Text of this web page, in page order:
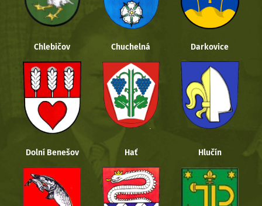
Chlebičov Chuchelná Darkovice
Dolní Benešov Hať Hlučín